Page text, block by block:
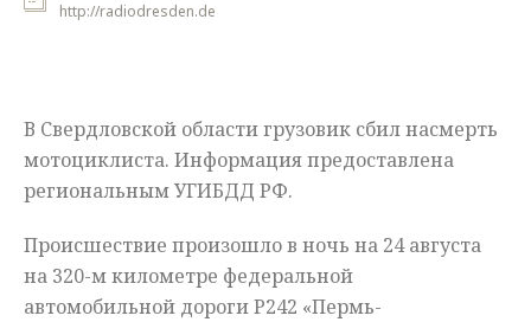
Происшествия
http://radiodresden.de
В Свердловской области грузовик сбил насмерть
мотоциклиста. Информация предоставлена
региональным УГИБДД РФ.
Происшествие произошло в ночь на 24 августа
на 320-м километре федеральной
автомобильной дороги Р242 «Пермь-